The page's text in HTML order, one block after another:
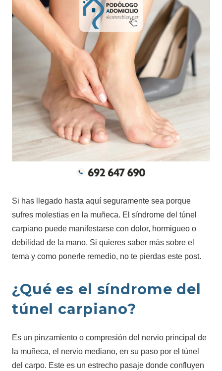
Si has llegado hasta aquí seguramente sea porque
sufres molestias en la muñeca. El síndrome del túnel
carpiano puede manifestarse con dolor, hormigueo o
debilidad de la mano. Si quieres saber más sobre el
tema y como ponerle remedio, no te pierdas este post.
¿Qué es el síndrome del
túnel carpiano?
Es un pinzamiento o compresión del nervio principal de
la muñeca, el nervio mediano, en su paso por el túnel
del carpo. Este es un estrecho pasaje donde confluyen